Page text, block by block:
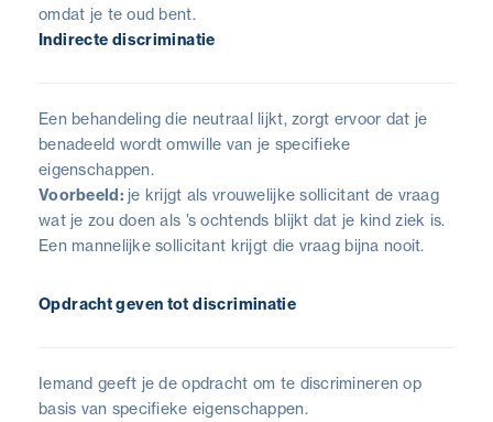
omdat je te oud bent.
Indirecte discriminatie
Een behandeling die neutraal lijkt, zorgt ervoor dat je
benadeeld wordt omwille van je specifieke
eigenschappen.
Voorbeeld: je krijgt als vrouwelijke sollicitant de vraag
wat je zou doen als ’s ochtends blijkt dat je kind ziek is.
Een mannelijke sollicitant krijgt die vraag bijna nooit.
Opdracht geven tot discriminatie
Iemand geeft je de opdracht om te discrimineren op
basis van specifieke eigenschappen.